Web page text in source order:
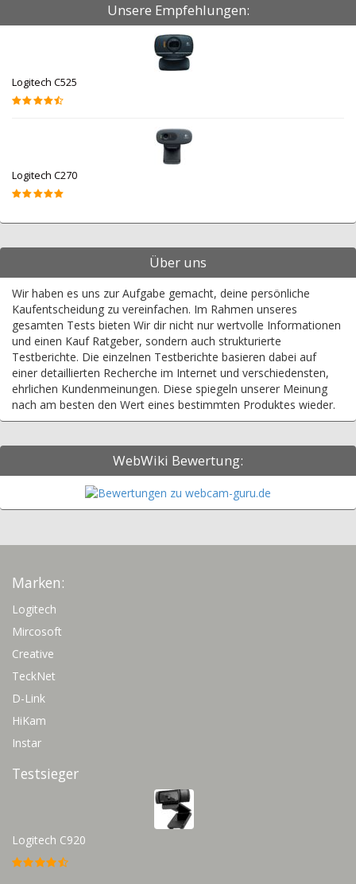
Unsere Empfehlungen:
Logitech C525
Logitech C270
Über uns
Wir haben es uns zur Aufgabe gemacht, deine persönliche
Kaufentscheidung zu vereinfachen. Im Rahmen unseres
gesamten Tests bieten Wir dir nicht nur wertvolle Informationen
und einen Kauf Ratgeber, sondern auch strukturierte
Testberichte. Die einzelnen Testberichte basieren dabei auf
einer detaillierten Recherche im Internet und verschiedensten,
ehrlichen Kundenmeinungen. Diese spiegeln unserer Meinung
nach am besten den Wert eines bestimmten Produktes wieder.
WebWiki Bewertung:
Marken:
Logitech
Mircosoft
Creative
TeckNet
D-Link
HiKam
Instar
Testsieger
Logitech C920